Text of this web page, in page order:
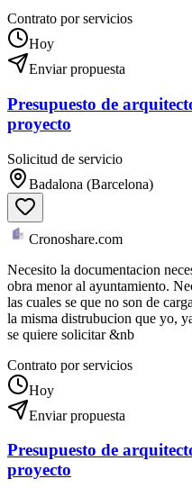
Contrato por servicios
Hoy
Enviar propuesta
Presupuesto de
proyecto
Solicitud de servicio
Badalona (Barcelona)
Cronoshare.com
Necesito la documentacion
obra menor al ayuntamiento.
las cuales se que no son de
la misma distrubucion que yo,
se quiere solicitar &nb
Contrato por servicios
Hoy
Enviar propuesta
Presupuesto de
proyecto